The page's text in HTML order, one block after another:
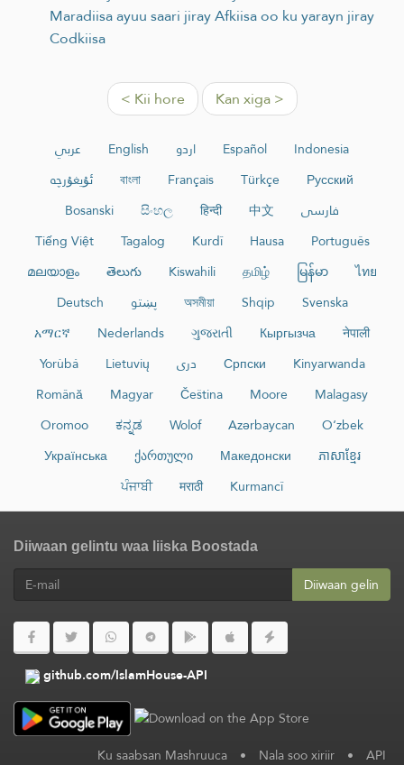
Maradiisa ayuu saari jiray Afkiisa oo ku yarayn jiray
Codkiisa
< Kii hore Kan xiga >
عربي English اردو Español
Indonesia
ئۇيغۇرچە
বাংলা Français Türkçe
Русский
Bosanski
සිංහල हिन्दी 中文
فارسی
Tiếng Việt
Tagalog Kurdî Hausa
Português
മലയാളം
తెలుగు Kiswahili தமிழ் မြန်မာ
ไทย
Deutsch
پښتو অসমীয়া Shqip
Svenska
አማርኛ
Nederlands ગુજરાતી Кыргызча
नेपाली
Yorùbá
Lietuvių دری Српски
Kinyarwanda
Română
Magyar Čeština Moore
Malagasy
Oromoo
ಕನ್ನಡ Wolof Azərbaycan
O‘zbek
Українська
ქართული Македонски
ភាសាខ្មែរ
ਪੰਜਾਬੀ
मराठी Kurmancî
Diiwaan gelintu waa liiska Boostada
Diiwaan gelin
github.com/IslamHouse-API
Ku saabsan Mashruuca • Nala soo xiriir • API